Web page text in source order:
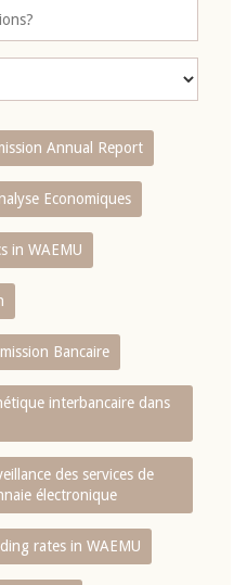
Annual Report
Economiques
in WAEMU
Bancaire
interbancaire dans
des services de
électronique
rates in WAEMU